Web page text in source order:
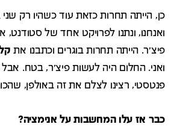
כן, הייתה תחרות כזאת עוד כשהיו רק
ואנחנו, ונתנו לפרויקט אחד של סטודנט,
פיצ'ר. הייתה תחרות בוגרים וכתבנו את
ואני. החלום היה לעשות פיצ'ר, בטח.
פנטסטי, רצינו לצלם את זה באולפן,
כבר אז עלו המחשבות על אנימציה?